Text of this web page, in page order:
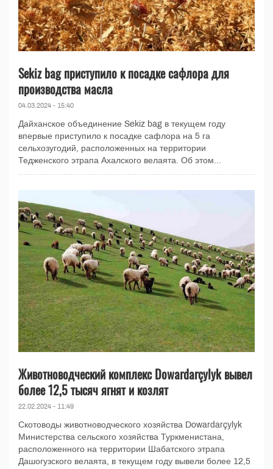
Sekiz bag приступило к посадке сафлора для
производства масла
04.03.2024 - 15:40
Дайханское объединение Sekiz bag в текущем году
впервые приступило к посадке сафлора на 5 га
сельхозугодий, расположенных на территории
Тедженского этрапа Ахалского велаята. Об этом...
Животноводческий комплекс Dowardarçylyk вывел
более 12,5 тысяч ягнят и козлят
22.02.2024 - 11:49
Скотоводы животноводческого хозяйства Dowardarçylyk
Министерства сельского хозяйства Туркменистана,
расположенного на территории Шабатского этрапа
Дашогузского велаята, в текущем году вывели более 12,5